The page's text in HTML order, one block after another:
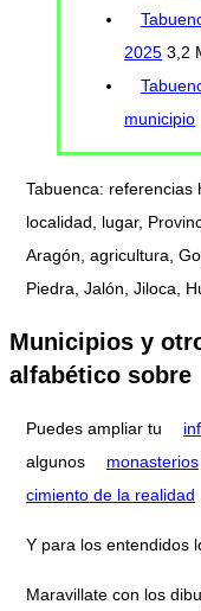
2025 3,2
municipio
Tabuenca: referencias
localidad, lugar,
Aragón, agricultura,
Piedra, Jalón, Jiloca,
Municipios y
alfabético sobre
Puedes ampliar tu
algunos
monasterios
cimiento de la realidad
Y para los entendidos
Maravillate con los